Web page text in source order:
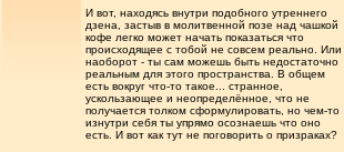
И вот, находясь внутри подобного утреннего
дзена, застыв в молитвенной позе над чашкой
кофе легко может начать показаться что
происходящее с тобой не совсем реально. Или
наоборот - ты сам можешь быть недостаточно
реальным для этого пространства. В общем
есть вокруг что-то такое... странное,
ускользающее и неопределённое, что не
получается толком сформулировать, но чем-то
изнутри себя ты упрямо осознаешь что оно
есть. И вот как тут не поговорить о призраках?